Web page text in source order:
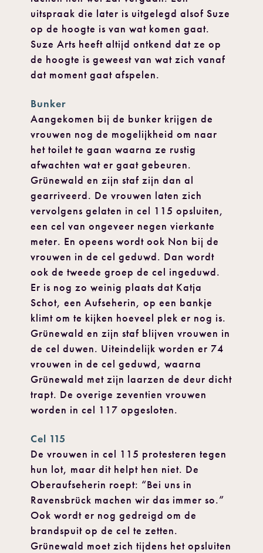
uitspraak die later is uitgelegd alsof Suze
op de hoogte is van wat komen gaat.
Suze Arts heeft altijd ontkend dat ze op
de hoogte is geweest van wat zich vanaf
dat moment gaat afspelen.
Bunker
Aangekomen bij de bunker krijgen de
vrouwen nog de mogelijkheid om naar
het toilet te gaan waarna ze rustig
afwachten wat er gaat gebeuren.
Grünewald en zijn staf zijn dan al
gearriveerd. De vrouwen laten zich
vervolgens gelaten in cel 115 opsluiten,
een cel van ongeveer negen vierkante
meter. En opeens wordt ook Non bij de
vrouwen in de cel geduwd. Dan wordt
ook de tweede groep de cel ingeduwd.
Er is nog zo weinig plaats dat Katja
Schot, een Aufseherin, op een bankje
klimt om te kijken hoeveel plek er nog is.
Grünewald en zijn staf blijven vrouwen in
de cel duwen. Uiteindelijk worden er 74
vrouwen in de cel geduwd, waarna
Grünewald met zijn laarzen de deur dicht
trapt. De overige zeventien vrouwen
worden in cel 117 opgesloten.
Cel 115
De vrouwen in cel 115 protesteren tegen
hun lot, maar dit helpt hen niet. De
Oberaufseherin roept: “Bei uns in
Ravensbrück machen wir das immer so.”
Ook wordt er nog gedreigd om de
brandspuit op de cel te zetten.
Grünewald moet zich tijdens het opsluiten